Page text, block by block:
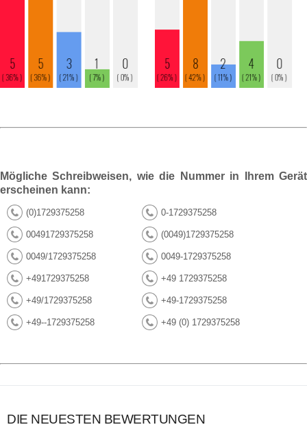
Mögliche Schreibweisen, wie die Nummer in Ihrem Gerät
erscheinen kann:
(0)1729375258 0-1729375258
00491729375258 (0049)1729375258
0049/1729375258 0049-1729375258
+491729375258 +49 1729375258
+49/1729375258 +49-1729375258
+49--1729375258 +49 (0) 1729375258
DIE NEUESTEN BEWERTUNGEN